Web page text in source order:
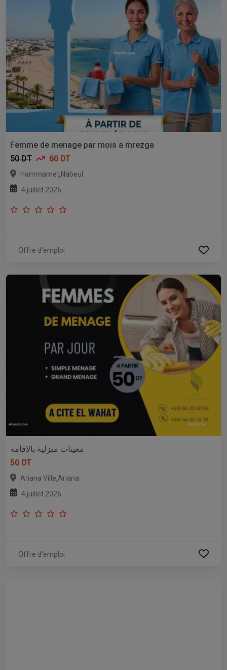
Femme de menage par mois a mrezga
50 DT
60 DT
Hammamet,Nabeul
4 juillet 2026
Offre d'emploi
معينات منزلية بالاقامة
50 DT
Ariana Ville,Ariana
4 juillet 2026
Offre d'emploi